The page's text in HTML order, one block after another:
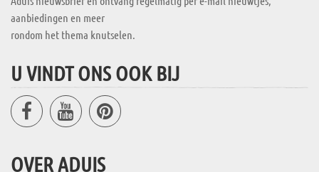
aanbiedingen en meer
rondom het thema knutselen.
U VINDT ONS OOK BIJ
OVER ADUIS